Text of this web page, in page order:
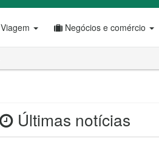
Viagem Negócios e comércio
Últimas notícias